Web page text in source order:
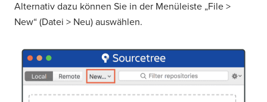
Alternativ dazu können Sie in der Menüleiste „File >
New“ (Datei > Neu) auswählen.